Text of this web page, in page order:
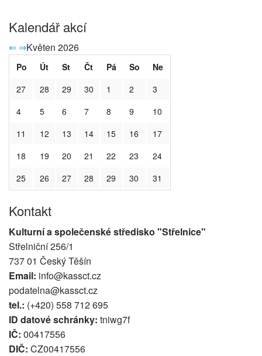
Kalendář akcí
⇐ ⇒Květen 2026
Po Út St Čt Pá So
Ne
27
28 29 30 1 2
3
4
5 6 7 8 9
10
11
12 13 14 15 16
17
18
19 20 21 22 23
24
25
26 27 28 29 30 31
Kontakt
Kulturní a společenské středisko "Střelnice"
Střelniční 256/1
737 01 Český Těšín
Email: info@kassct.cz
podatelna@kassct.cz
tel.: (+420) 558 712 695
ID datové schránky: tniwg7f
IČ: 00417556
DIČ: CZ00417556